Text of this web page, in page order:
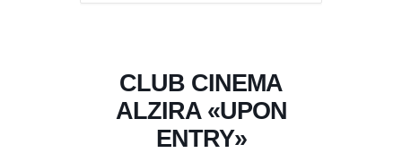
CLUB CINEMA
ALZIRA «UPON
ENTRY»